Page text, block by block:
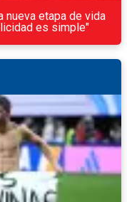
nueva etapa de vida
es simple"